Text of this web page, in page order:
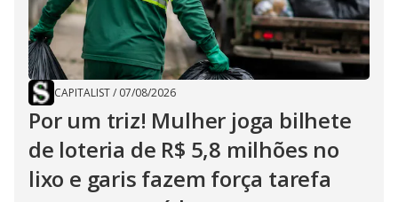
CAPITALIST/ 07/08/2026
Por um triz! Mulher joga bilhete
de loteria de R$ 5,8 milhões no
lixo e garis fazem força tarefa